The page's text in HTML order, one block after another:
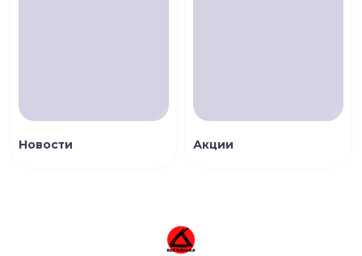
Новости Акции